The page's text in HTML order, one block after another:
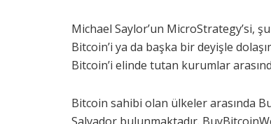
Michael Saylor’un MicroStrategy’si,
Bitcoin’i ya da başka bir deyişle
Bitcoin’i elinde tutan kurumlar
Bitcoin sahibi olan ülkeler arasında